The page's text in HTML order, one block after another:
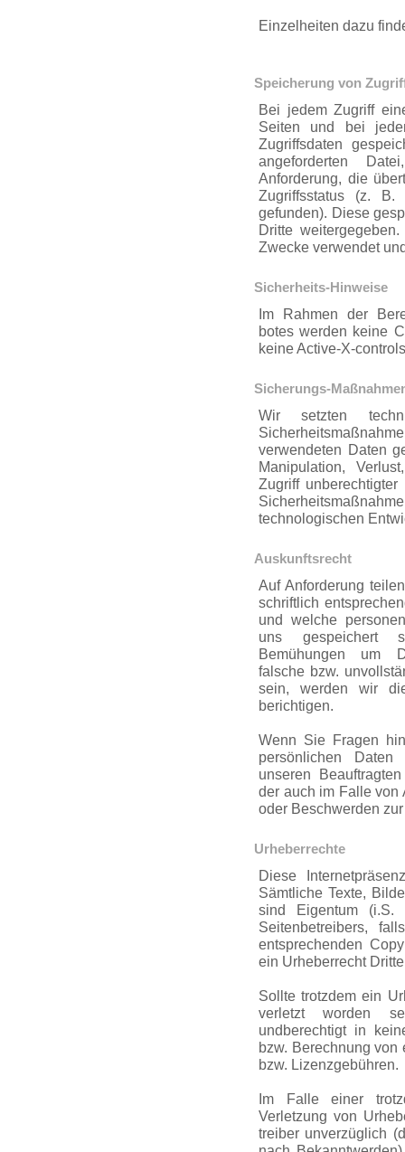
Einzelheiten dazu
Speicherung von
Bei jedem Zugriff
Seiten und bei
Zugriffsdaten
angeforderten
Anforderung, die
Zugriffs­status (z. B.
gefunden). Diese
Dritte
Zwecke verwendet
Sicherheits-Hinweise
Im Rahmen der
botes werden keine
keine Active-X-
Sicherungs-
Wir setzten
verwendeten Daten
Manipulation,
Zugriff
technologischen
Auskunftsrecht
Auf Anforderung
schriftlich
und welche
uns gespeichert
Bemühungen um
falsche bzw.
sein, werden wir
berichtigen.
Wenn Sie Fragen
persönlichen
unseren
der auch im Falle von
oder Beschwerden
Urheberrechte
Diese
Sämtliche Texte,
sind Eigentum (i.S.
Seitenbe­treibers,
entsprec­henden
ein Urheberrecht
Sollte trotzdem ein
verletzt worden
undberechtigt in
bzw. Berechnung
bzw. Lizenzgebühren.
Im Falle einer
Verletzung von
treiber unverzüglich